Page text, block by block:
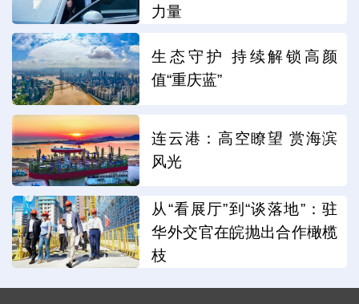
力量
生态守护 持续解锁高颜
值“重庆蓝”
连云港：高空瞭望 赏海滨
风光
从“看展厅”到“谈落地”：驻
华外交官在皖抛出合作橄榄
枝